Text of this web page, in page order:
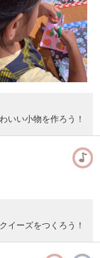
いい小物を作ろう！
イーズをつくろう！